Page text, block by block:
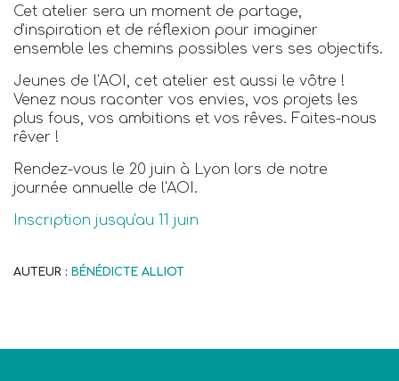
Cet atelier sera un moment de partage,
d'inspiration et de réflexion pour imaginer
ensemble les chemins possibles vers ses objectifs.
Jeunes de l'AOI, cet atelier est aussi le vôtre !
Venez nous raconter vos envies, vos projets les
plus fous, vos ambitions et vos rêves. Faites-nous
rêver !
Rendez-vous le 20 juin à Lyon lors de notre
journée annuelle de l'AOI.
Inscription jusqu'au 11 juin
AUTEUR : BÉNÉDICTE ALLIOT